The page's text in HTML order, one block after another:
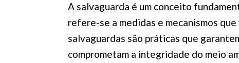
A salvaguarda é um conceito
refere-se a medidas e mecanismos
salvaguardas são práticas que
comprometam a integridade do meio